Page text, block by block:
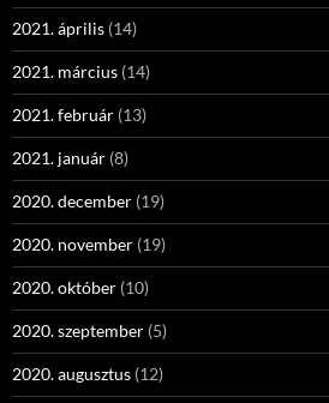
2021. április (14)
2021. március (14)
2021. február (13)
2021. január (8)
2020. december (19)
2020. november (19)
2020. október (10)
2020. szeptember (5)
2020. augusztus (12)